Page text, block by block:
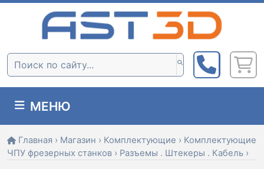
Skip
Поиск:
МЕНЮ
Главная › Магазин › Комплектующие › Комплектующие
ЧПУ фрезерных станков › Разъемы . Штекеры . Кабель ›